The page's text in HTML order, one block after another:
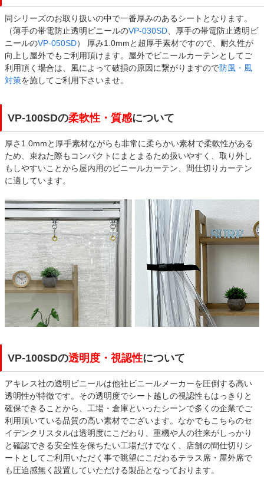
同シリーズのお取り扱いの中で一番厚みのあるシートとなります。
（薄手の帯電防止透明ビニールのVP-030SD 、厚手の帯電防止透明ビ
ニールのVP-050SD） 厚み1.0mmと超厚手素材ですので、耐久性が
向上し屋外でもご利用頂けます。屋外でビニールカーテンとしてご
利用頂く場合は、風によって破損の原因に繋がりますので防風・風
対策を施してご利用下さいませ。
VP-100SDの柔軟性・質感について
厚さ1.0mmと厚手素材ながらも非常に柔らかい素材で柔軟性がある
ため、束ねた際もコンパクトにまとまるため扱いやすく、取り外し
もしやすいことから屋内用のビニールカーテン、間仕切りカーテン
に適しています。
VP-100SDの透明度・視認性について
アキレス社の透明ビニールは他社ビニールメーカーを圧倒する高い
透明性が特徴です。その透明度でシート越しの視認性もはっきりと
確保できることから、工場・倉庫といったシーンで多くの企業でご
利用頂いている品質の高い素材でございます。なかでもこちらのセ
イデンクリスタルは透明度にこだわり、重機や人の往来がしっかり
と確認できる安全性を保ちたい工場だけでなく、店舗の間仕切りシ
ートとしてご利用いただく事で眺望にこだわるテラス席・屋外席で
も圧迫感無く設置していただける製品となっております。